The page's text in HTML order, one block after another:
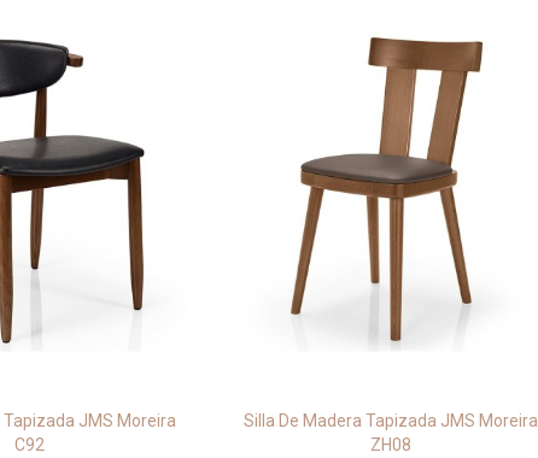
Tapizada JMS Moreira
C92
Silla De Madera Tapizada JMS Moreira
ZH08